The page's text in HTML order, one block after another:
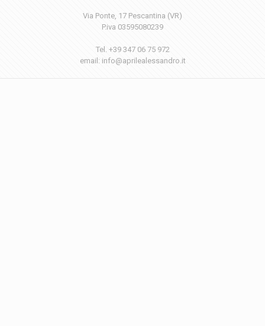
Via Ponte, 17 Pescantina (VR)
P.iva 03595080239
Tel. +39 347 06 75 972
email: info@aprilealessandro.it